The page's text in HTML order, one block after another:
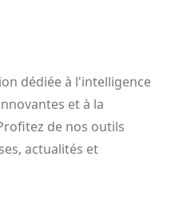
dédiée à l'intelligence
et à la
de nos outils
actualités et